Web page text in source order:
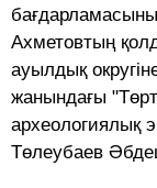
Ахметовтың
ауылдық
жанындағы
арxеологиялық
Төлеубаев